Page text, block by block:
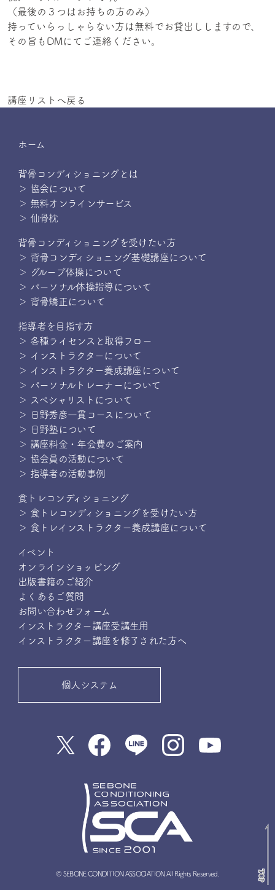
（最後の３つはお持ちの方のみ）
持っていらっしゃらない方は無料でお貸出ししますので、
その旨もDMにてご連絡ください。
講座リストへ戻る
ホーム
背骨コンディショニングとは
＞ 協会について
＞ 無料オンラインサービス
＞ 仙骨枕
背骨コンディショニングを受けたい方
＞ 背骨コンディショニング基礎講座について
＞ グループ体操について
＞ パーソナル体操指導について
＞ 背骨矯正について
指導者を目指す方
＞ 各種ライセンスと取得フロー
＞ インストラクターについて
＞ インストラクター養成講座について
＞ パーソナルトレーナーについて
＞ スペシャリストについて
＞ 日野秀彦一貫コースについて
＞ 日野塾について
＞ 講座料金・年会費のご案内
＞ 協会員の活動について
＞ 指導者の活動事例
食トレコンディショニング
＞ 食トレコンディショニングを受けたい方
＞ 食トレインストラクター養成講座について
イベント
オンラインショッピング
出版書籍のご紹介
よくあるご質問
お問い合わせフォーム
インストラクター講座受講生用
インストラクター講座を修了された方へ
個人システム
© SEBONE CONDITION ASSOCIATION All Rights Reserved.